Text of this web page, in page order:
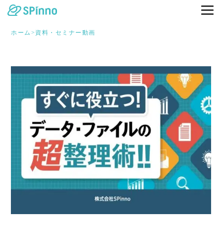
ホーム > 資料・セミナー動画